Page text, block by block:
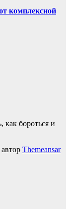
комплексной
как бороться и
Themeansar